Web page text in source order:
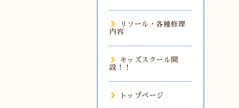
リソール・各種修理
内容
キッズスクール開
設！！
トップページ